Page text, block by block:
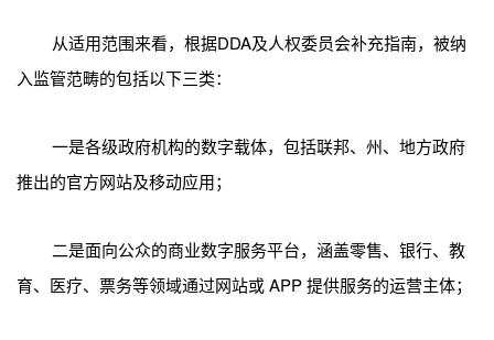
从适用范围来看，根据DDA及人权委员会补充指南，被纳
入监管范畴的包括以下三类：
一是各级政府机构的数字载体，包括联邦、州、地方政府
推出的官方网站及移动应用；
二是面向公众的商业数字服务平台，涵盖零售、银行、教
育、医疗、票务等领域通过网站或 APP 提供服务的运营主体；